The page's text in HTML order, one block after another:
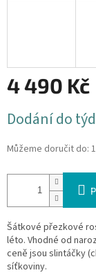
4 490 Kč
cena:
Dodání do
Můžeme doručit do:
Šátkové přezkové
léto. Vhodné od
ceně jsou slintáčky
síťkoviny.